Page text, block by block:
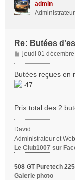
admin
Re: Butées
M
e
s
s
a
e
jeudi 01
Butées reçues en
Prix total des 2
David
Administrateur et
Le Club1007 sur
508 GT Puretech
Galerie photo